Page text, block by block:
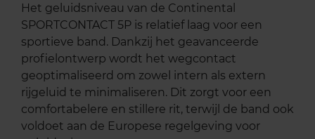
Het geluidsniveau van de Continental
SPORTCONTACT 5P is relatief laag voor een
sportieve band. Dankzij het geavanceerde
profielontwerp wordt het wegcontact
geoptimaliseerd om zowel intern als extern
rijgeluid te minimaliseren. Dit zorgt voor een
comfortabelere en stillere rit, terwijl de band ook
voldoet aan de Europese regelgeving voor